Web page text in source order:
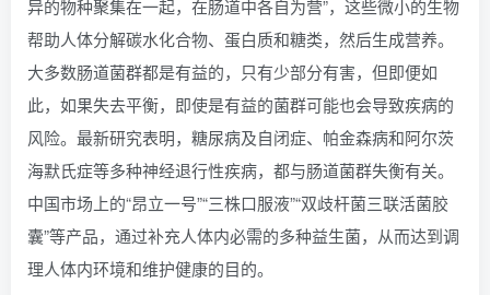
异的物种聚集在一起，在肠道中各自为营”，这些微小的生物
帮助人体分解碳水化合物、蛋白质和糖类，然后生成营养。
大多数肠道菌群都是有益的，只有少部分有害，但即便如
此，如果失去平衡，即使是有益的菌群可能也会导致疾病的
风险。最新研究表明，糖尿病及自闭症、帕金森病和阿尔茨
海默氏症等多种神经退行性疾病，都与肠道菌群失衡有关。
中国市场上的“昂立一号”“三株口服液”“双歧杆菌三联活菌胶
囊”等产品，通过补充人体内必需的多种益生菌，从而达到调
理人体内环境和维护健康的目的。